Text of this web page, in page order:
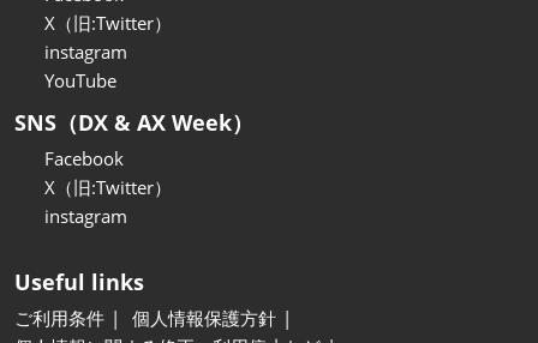
X（旧:Twitter）
instagram
YouTube
SNS（DX & AX Week）
Facebook
X（旧:Twitter）
instagram
Useful links
ご利用条件
個人情報保護方針